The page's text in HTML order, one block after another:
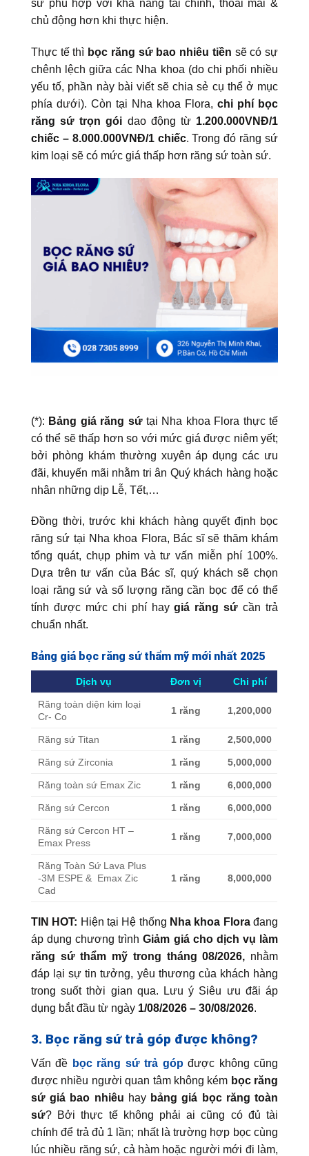
sứ phù hợp với khả năng tài chính, thoải mái &
chủ động hơn khi thực hiện.
Thực tế thì bọc răng sứ bao nhiêu tiền sẽ có sự
chênh lệch giữa các Nha khoa (do chi phối nhiều
yếu tố, phần này bài viết sẽ chia sẻ cụ thể ở mục
phía dưới). Còn tại Nha khoa Flora, chi phí bọc
răng sứ trọn gói dao động từ 1.200.000VNĐ/1
chiếc – 8.000.000VNĐ/1 chiếc. Trong đó răng sứ
kim loại sẽ có mức giá thấp hơn răng sứ toàn sứ.
(*): Bảng giá răng sứtại Nha khoa Flora thực tế
có thể sẽ thấp hơn so với mức giá được niêm yết;
bởi phòng khám thường xuyên áp dụng các ưu
đãi, khuyến mãi nhằm tri ân Quý khách hàng hoặc
nhân những dịp Lễ, Tết,…
Đồng thời, trước khi khách hàng quyết định bọc
răng sứ tại Nha khoa Flora, Bác sĩ sẽ thăm khám
tổng quát, chụp phim và tư vấn miễn phí 100%.
Dựa trên tư vấn của Bác sĩ, quý khách sẽ chọn
loại răng sứ và số lượng răng cần bọc để có thể
tính được mức chi phí haygiá răng sứ cần trả
chuẩn nhất.
Bảng giá bọc răng sứ thẩm mỹ mới nhất 2025
Dịch vụ Đơn vị Chi phí
Răng toàn diện kim loại
Cr- Co
1 răng 1,200,000
Răng sứ Titan 1 răng 2,500,000
Răng sứ Zirconia 1 răng 5,000,000
Răng toàn sứ Emax Zic 1 răng 6,000,000
Răng sứ Cercon 1 răng 6,000,000
Răng sứ Cercon HT –
Emax Press
1 răng 7,000,000
Răng Toàn Sứ Lava Plus
-3M ESPE & Emax Zic
Cad
1 răng 8,000,000
TIN HOT: Hiện tại Hệ thống Nha khoa Florađang
áp dụng chương trìnhGiảm giá cho dịch vụ làm
răng sứ thẩm mỹ trong tháng 08/2026, nhằm
đáp lại sự tin tưởng, yêu thương của khách hàng
trong suốt thời gian qua. Lưu ý Siêu ưu đãi áp
dụng bắt đầu từ ngày 1/08/2026 – 30/08/2026.
3. Bọc răng sứ trả góp được không?
Vấn đề bọc răng sứ trả gópđược không cũng
được nhiều người quan tâm không kém bọc răng
sứ giá bao nhiêu haybảng giá bọc răng toàn
sứ? Bởi thực tế không phải ai cũng có đủ tài
chính để trả đủ 1 lần; nhất là trường hợp bọc cùng
lúc nhiều răng sứ, cả hàm hoặc người mới đi làm,